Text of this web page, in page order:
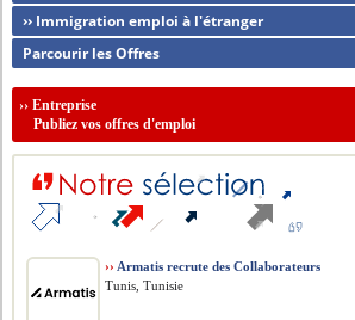
›› Immigration emploi à l'étranger
Parcourir les Offres
››Entreprise
Publiez vos offres d'emploi
›› Armatis recrute des Collaborateurs
Tunis, Tunisie